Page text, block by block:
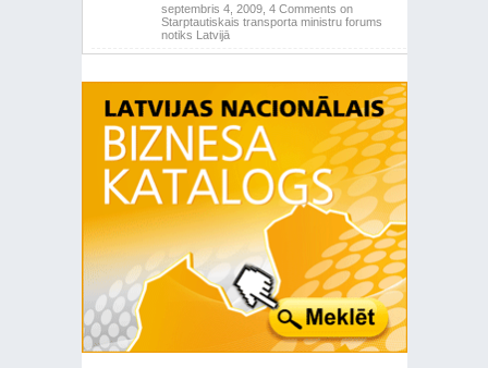
septembris 4, 2009, 4 Comments on
Starptautiskais transporta ministru forums
notiks Latvijā